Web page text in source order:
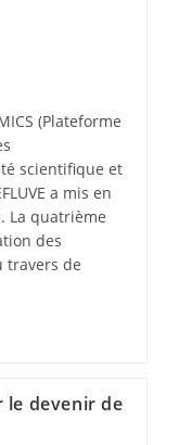
(Plateforme
scientifique et
a mis en
La quatrième
des
travers de
le devenir de